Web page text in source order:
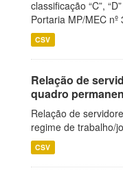
classificação “C”,
Portaria MP/MEC nº
CSV
Relação de
quadro
Relação de
regime de trabalho/
CSV